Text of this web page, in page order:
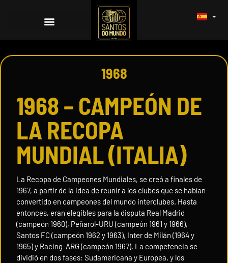
1968
1968 – CAMPEÓN DE
LA RECOPA
MUNDIAL (ITALIA)
La Recopa de Campeones Mundiales, se creó a finales de
1967, a partir de la idea de reunir a los clubes que se habían
convertido en campeones del mundo interclubes. Hasta
entonces, eran elegibles para la disputa Real Madrid
(campeón 1960), Peñarol-URU (campeón 1961 y 1966),
Santos FC (campeón 1962 y 1963), Inter de Milán (1964 y
1965) y Racing-ARG (campeón 1967). La competencia se
dividió en dos fases: Sudamericana y Europea, y los